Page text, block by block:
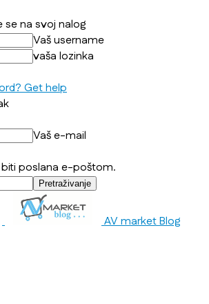
se na svoj nalog
Vaš username
vaša lozinka
Get help
Vaš e-mail
poslana e-poštom.
AV market Blog